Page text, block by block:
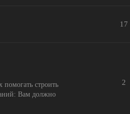
17
строить
Вам должно
2